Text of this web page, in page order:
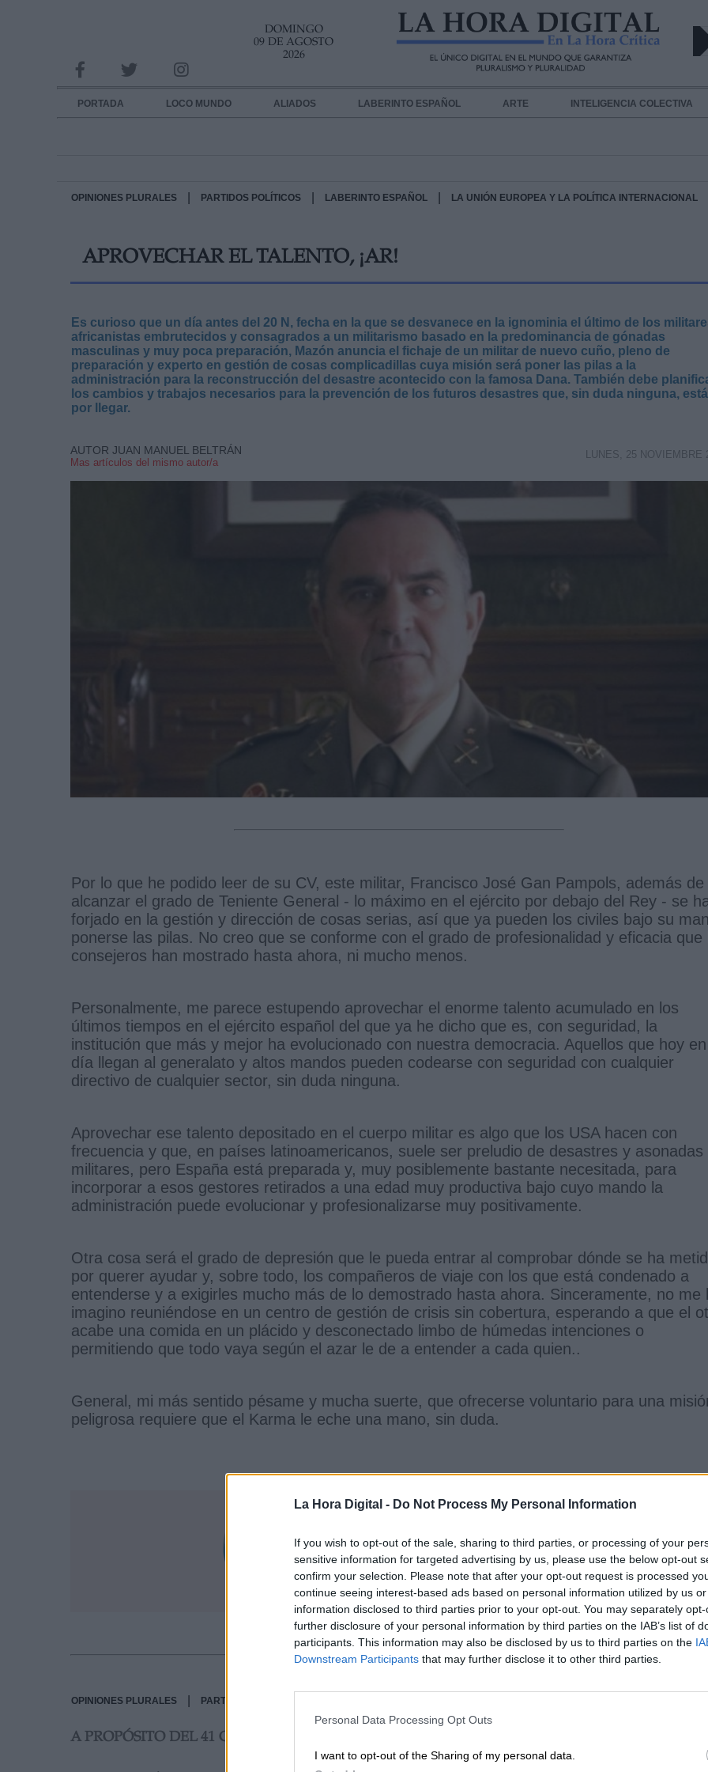
La Hora Digital - Do Not Process My Personal Information
If you wish to opt-out of the sale, sharing to third parties, or processing of your
sensitive information for targeted advertising by us, please use the below opt-out
confirm your selection. Please note that after your opt-out request is processed
continue seeing interest-based ads based on personal information utilized by us
information disclosed to third parties prior to your opt-out. You may separately
further disclosure of your personal information by third parties on the IAB’s list of
participants. This information may also be disclosed by us to third parties on the
Downstream Participants that may further disclose it to other third parties.
Personal Data Processing Opt Outs
I want to opt-out of the Sharing of my personal data.
DOMINGO
09 DE AGOSTO
2026
PORTADA LOCO MUNDO ALIADOS LABERINTO ESPAÑOL ARTE INTELIGENCIA COLECTIVA
OPINIONES PLURALES PARTIDOS POLÍTICOS LABERINTO ESPAÑOL LA UNIÓN EUROPEA Y LA POLÍTICA INTERNACIONAL
APROVECHAR EL TALENTO, ¡AR!
Es curioso que un día antes del 20 N, fecha en la que se desvanece en la ignominia el último de los
africanistas embrutecidos y consagrados a un militarismo basado en la predominancia de gónadas
masculinas y muy poca preparación, Mazón anuncia el fichaje de un militar de nuevo cuño, pleno de
preparación y experto en gestión de cosas complicadillas cuya misión será poner las pilas a la
administración para la reconstrucción del desastre acontecido con la famosa Dana. También debe
los cambios y trabajos necesarios para la prevención de los futuros desastres que, sin duda ninguna,
por llegar.
AUTOR JUAN MANUEL BELTRÁN
Mas artículos del mismo autor/a
LUNES, 25 NOVIEMBRE
Por lo que he podido leer de su CV, este militar, Francisco José Gan Pampols, además de
alcanzar el grado de Teniente General - lo máximo en el ejército por debajo del Rey - se
forjado en la gestión y dirección de cosas serias, así que ya pueden los civiles bajo su
ponerse las pilas. No creo que se conforme con el grado de profesionalidad y eficacia que
consejeros han mostrado hasta ahora, ni mucho menos.
Personalmente, me parece estupendo aprovechar el enorme talento acumulado en los
últimos tiempos en el ejército español del que ya he dicho que es, con seguridad, la
institución que más y mejor ha evolucionado con nuestra democracia. Aquellos que hoy en
día llegan al generalato y altos mandos pueden codearse con seguridad con cualquier
directivo de cualquier sector, sin duda ninguna.
Aprovechar ese talento depositado en el cuerpo militar es algo que los USA hacen con
frecuencia y que, en países latinoamericanos, suele ser preludio de desastres y asonadas
militares, pero España está preparada y, muy posiblemente bastante necesitada, para
incorporar a esos gestores retirados a una edad muy productiva bajo cuyo mando la
administración puede evolucionar y profesionalizarse muy positivamente.
Otra cosa será el grado de depresión que le pueda entrar al comprobar dónde se ha
por querer ayudar y, sobre todo, los compañeros de viaje con los que está condenado a
entenderse y a exigirles mucho más de lo demostrado hasta ahora. Sinceramente, no me
imagino reuniéndose en un centro de gestión de crisis sin cobertura, esperando a que el
acabe una comida en un plácido y desconectado limbo de húmedas intenciones o
permitiendo que todo vaya según el azar le de a entender a cada quien..
General, mi más sentido pésame y mucha suerte, que ofrecerse voluntario para una
peligrosa requiere que el Karma le eche una mano, sin duda.
Juan Manuel Beltrán
Juan Manuel Beltrán es psicólogo y publicista.
OPINIONES PLURALES PARTIDOS POLÍTICOS
A PROPÓSITO DEL 41 CONGRESO DEL PSOE
INFORMACION SOBRE LA PROTECCIÓN DE TUS DATOS
Responsable:
Destinatarios:
link
Información adicional
link